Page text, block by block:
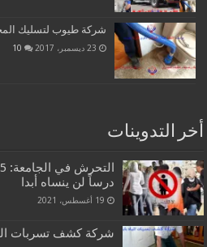
شركة طيوب لتسليك
23 ديسمبر، 2017 10
أخر التدوينات
درساً لن ينساه أبدا
19 أغسطس، 2021
شركة كشف تسربات